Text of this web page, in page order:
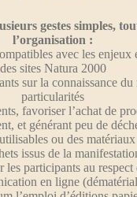
gestes simples,
l’organisation :
avec les enjeux
des sites Natura 2000
sur la connaissance du
particularités
favoriser l’achat de
et générant peu de
ou des
issus de la
les participants au respect
en ligne